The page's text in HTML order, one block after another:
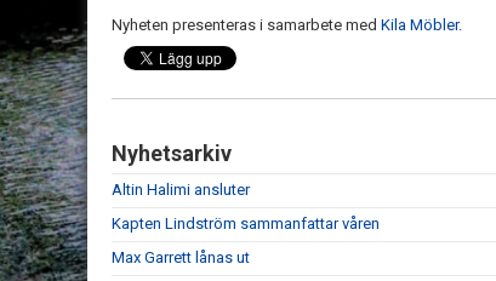
Nyheten presenteras i samarbete med Kila Möbler.
Nyhetsarkiv
Altin Halimi ansluter
Kapten Lindström sammanfattar våren
Max Garrett lånas ut